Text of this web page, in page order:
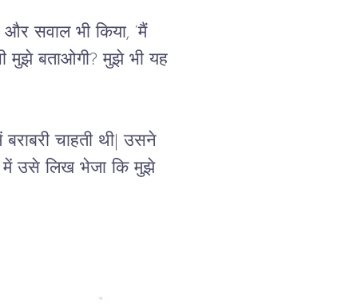
सवाल भी किया, ‘मैं
मुझे बताओगी? मुझे भी यह
चाहती थी| उसने
में उसे लिख भेजा कि मुझे